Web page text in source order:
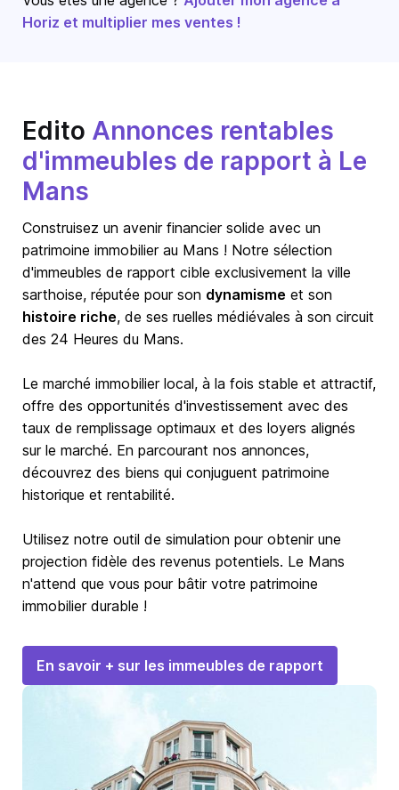
Horiz et multiplier mes ventes !
Edito Annonces rentables
d'immeubles de rapport à Le
Mans
Construisez un avenir financier solide avec un
patrimoine immobilier au Mans ! Notre sélection
d'immeubles de rapport cible exclusivement la ville
sarthoise, réputée pour son dynamisme et son
histoire riche, de ses ruelles médiévales à son circuit
des 24 Heures du Mans.
Le marché immobilier local, à la fois stable et attractif,
offre des opportunités d'investissement avec des
taux de remplissage optimaux et des loyers alignés
sur le marché. En parcourant nos annonces,
découvrez des biens qui conjuguent patrimoine
historique et rentabilité.
Utilisez notre outil de simulation pour obtenir une
projection fidèle des revenus potentiels. Le Mans
n'attend que vous pour bâtir votre patrimoine
immobilier durable !
En savoir + sur les immeubles de rapport